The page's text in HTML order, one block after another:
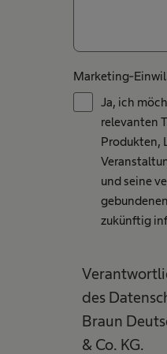
Marketing-
Ja, ich
relevanten
Produkten,
und seine
zukünftig
des
Braun
& Co. KG.